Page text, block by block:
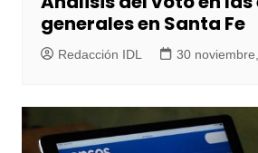
generales en Santa Fe
Redacción IDL 30